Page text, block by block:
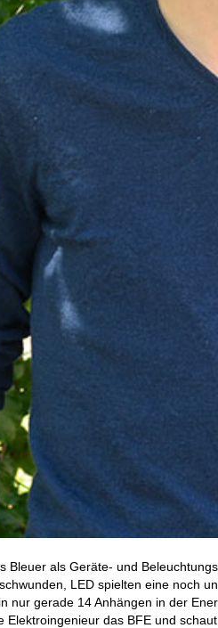
Bleuer als Geräte- und
LED spielten eine noch
nur gerade 14 Anhängen in der
Elektroingenieur das BFE und